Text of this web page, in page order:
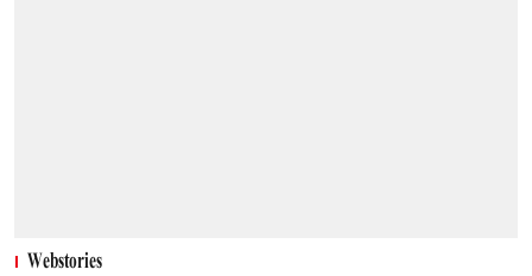
Webstories